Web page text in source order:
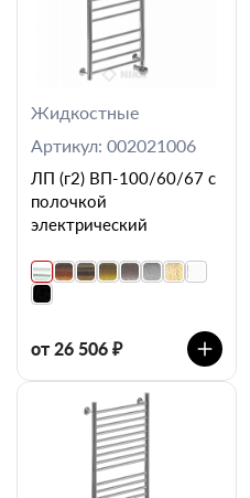
Жидкостные
Артикул: 002021006
ЛП (г2) ВП-100/60/67 с
полочкой
электрический
от 26 506 ₽